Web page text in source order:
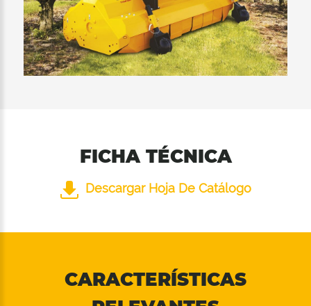
excelente calidad de corte en ambas
posiciones del rodillo de soporte.
FICHA TÉCNICA
Descargar Hoja De Catálogo
CARACTERÍSTICAS